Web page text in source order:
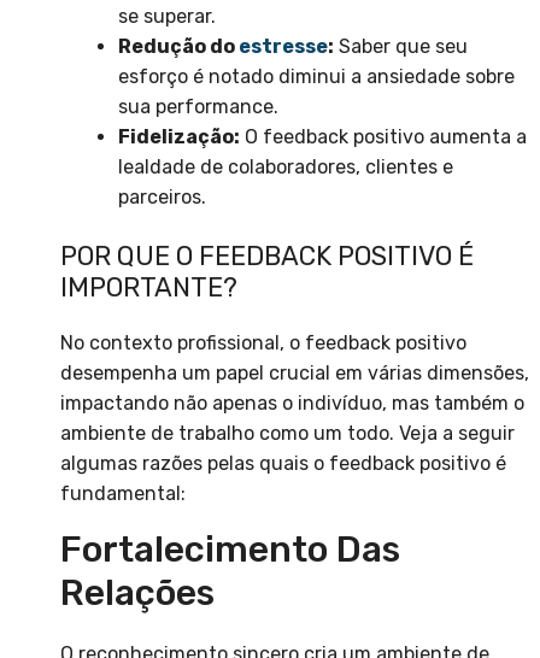
se superar.
Redução do estresse: Saber que seu
esforço é notado diminui a ansiedade sobre
sua performance.
Fidelização: O feedback positivo aumenta a
lealdade de colaboradores, clientes e
parceiros.
POR QUE O FEEDBACK POSITIVO É
IMPORTANTE?
No contexto profissional, o feedback positivo
desempenha um papel crucial em várias dimensões,
impactando não apenas o indivíduo, mas também o
ambiente de trabalho como um todo. Veja a seguir
algumas razões pelas quais o feedback positivo é
fundamental:
Fortalecimento Das
Relações